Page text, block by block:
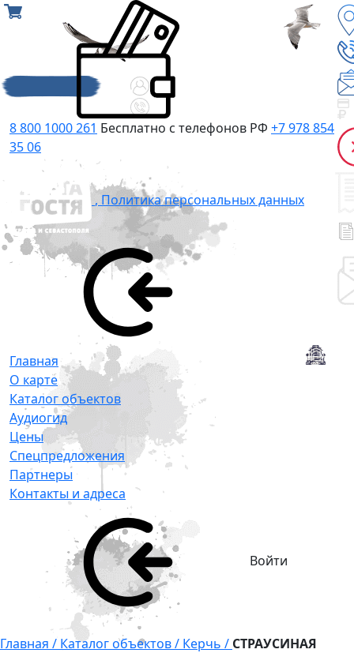
8 800 1000 261 Бесплатно с телефонов РФ +7 978 854
35 06
, Политика персональных данных
Главная
О карте
Каталог объектов
Аудиогид
Цены
Спецпредложения
Партнеры
Контакты и адреса
Войти
Главная / Каталог объектов / Керчь / СТРАУСИНАЯ